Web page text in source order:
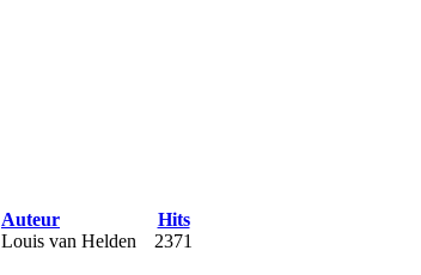
Auteur
Hits
Louis van Helden 2371